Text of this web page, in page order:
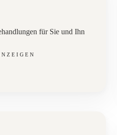
für Sie und Ihn